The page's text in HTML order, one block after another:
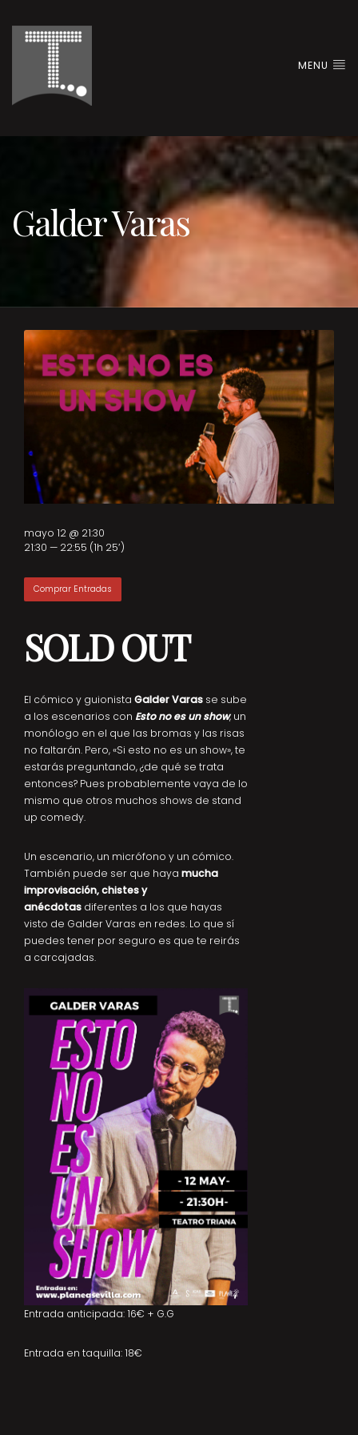
MENU
Galder Varas
SOLD OUT
El cómico y guionista Galder Varas se sube
a los escenarios con Esto no es un show, un
monólogo en el que las bromas y las risas
no faltarán. Pero, «Si esto no es un show», te
estarás preguntando, ¿de qué se trata
entonces? Pues probablemente vaya de lo
mismo que otros muchos shows de stand
up comedy.
Un escenario, un micrófono y un cómico.
También puede ser que haya mucha
improvisación, chistes y
anécdotas diferentes a los que hayas
visto de Galder Varas en redes. Lo que sí
puedes tener por seguro es que te reirás
a carcajadas.
Entrada anticipada: 16€ + G.G
Entrada en taquilla: 18€
mayo 12 @ 21:30
21:30 — 22:55 (1h 25′)
Comprar Entradas